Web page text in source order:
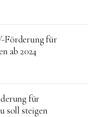
Förderung für
ab 2024
für
soll steigen